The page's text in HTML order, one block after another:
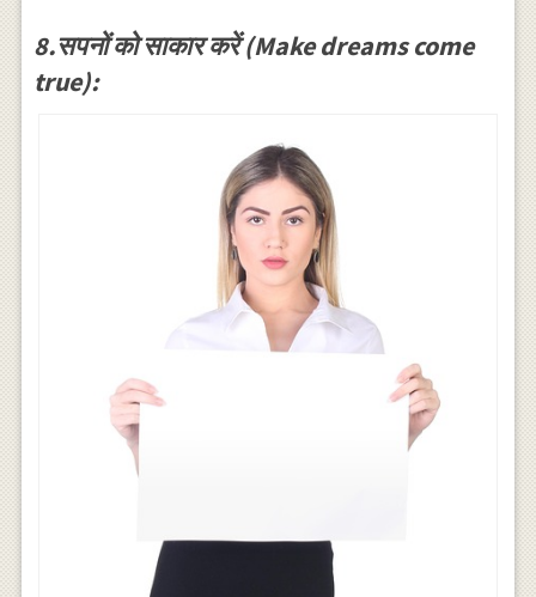
8.सपनों को साकार करें (Make dreams come
true):